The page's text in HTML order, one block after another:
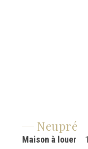
Neupré
Maison à louer